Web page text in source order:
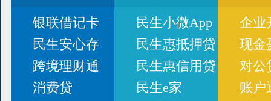
银联借记卡
民生安心存
跨境理财通
消费贷
民生小微App
民生惠抵押贷
民生惠信用贷
民生e家
企业
现金
对公
账户